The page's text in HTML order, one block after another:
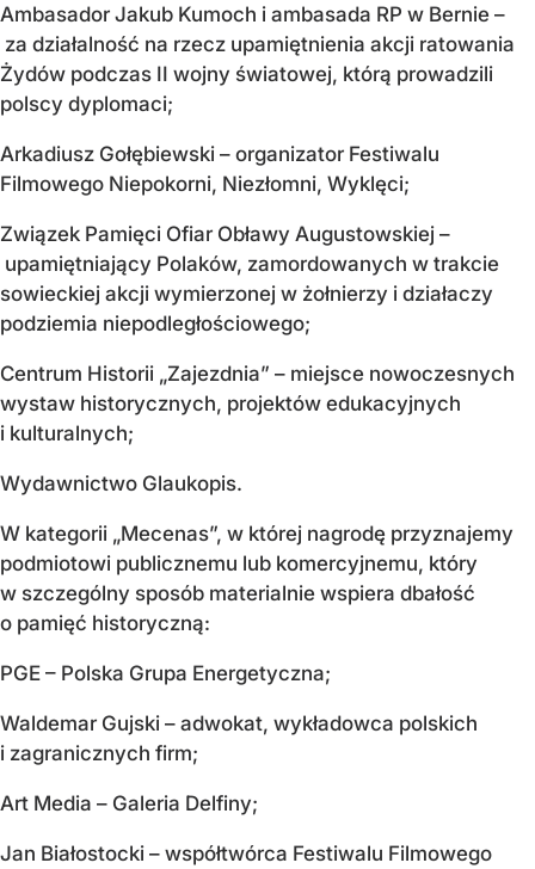
Ambasador Jakub Kumoch i ambasada RP w Bernie –
za działalność na rzecz upamiętnienia akcji ratowania
Żydów podczas II wojny światowej, którą prowadzili
polscy dyplomaci;
Arkadiusz Gołębiewski – organizator Festiwalu
Filmowego Niepokorni, Niezłomni, Wyklęci;
Związek Pamięci Ofiar Obławy Augustowskiej –
upamiętniający Polaków, zamordowanych w trakcie
sowieckiej akcji wymierzonej w żołnierzy i działaczy
podziemia niepodległościowego;
Centrum Historii „Zajezdnia” – miejsce nowoczesnych
wystaw historycznych, projektów edukacyjnych
i kulturalnych;
Wydawnictwo Glaukopis.
W kategorii „Mecenas”, w której nagrodę przyznajemy
podmiotowi publicznemu lub komercyjnemu, który
w szczególny sposób materialnie wspiera dbałość
o pamięć historyczną:
PGE – Polska Grupa Energetyczna;
Waldemar Gujski – adwokat, wykładowca polskich
i zagranicznych firm;
Art Media – Galeria Delfiny;
Jan Białostocki – współtwórca Festiwalu Filmowego